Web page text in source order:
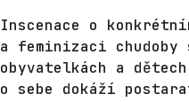
Inscenace o
a feminizaci chudoby
obyvatelkách a
o sebe dokáží